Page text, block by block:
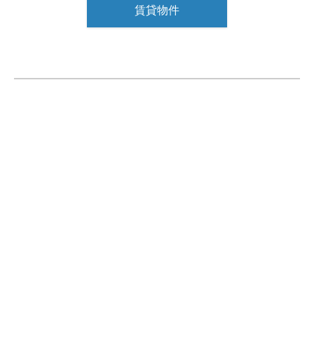
賃貸物件